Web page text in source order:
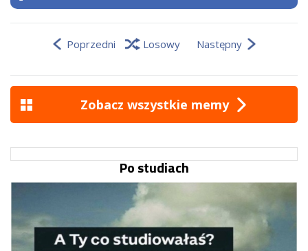
Poprzedni Losowy Następny
Zobacz wszystkie memy
Po studiach